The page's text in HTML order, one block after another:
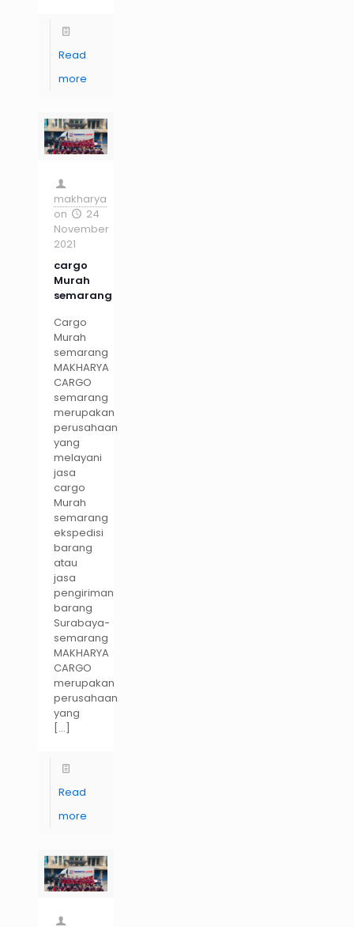
Read
more
makharya
on
24
November
2021
cargo
Murah
semarang
Cargo
Murah
semarang
MAKHARYA
CARGO
semarang
merupakan
perusahaan
yang
melayani
jasa
cargo
Murah
semarang
ekspedisi
barang
atau
jasa
pengiriman
barang
Surabaya-
semarang
MAKHARYA
CARGO
merupakan
perusahaan
yang
[…]
Read
more